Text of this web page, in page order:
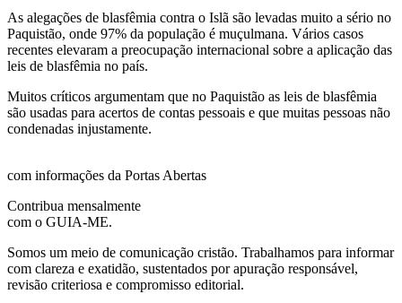
As alegações de blasfêmia contra o Islã são levadas muito a sério no
Paquistão, onde 97% da população é muçulmana. Vários casos
recentes elevaram a preocupação internacional sobre a aplicação das
leis de blasfêmia no país.
Muitos críticos argumentam que no Paquistão as leis de blasfêmia
são usadas para acertos de contas pessoais e que muitas pessoas não
condenadas injustamente.
com informações da Portas Abertas
Contribua mensalmente
com o GUIA-ME.
Somos um meio de comunicação cristão. Trabalhamos para informar
com clareza e exatidão, sustentados por apuração responsável,
revisão criteriosa e compromisso editorial.